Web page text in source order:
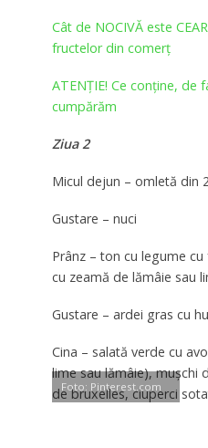
Cât de NOCIVĂ este
fructelor din comerţ
ATENȚIE! Ce conține, de
cumpărăm
Ziua 2
Micul dejun – omletă din
Gustare – nuci
Prânz – ton cu legume
cu zeamă de lămâie sau
Gustare – ardei gras cu
Cina – salată verde cu
lime sau lămâie), mușchi
de bruxelles, ciuperci
Foto: Pinterest.com